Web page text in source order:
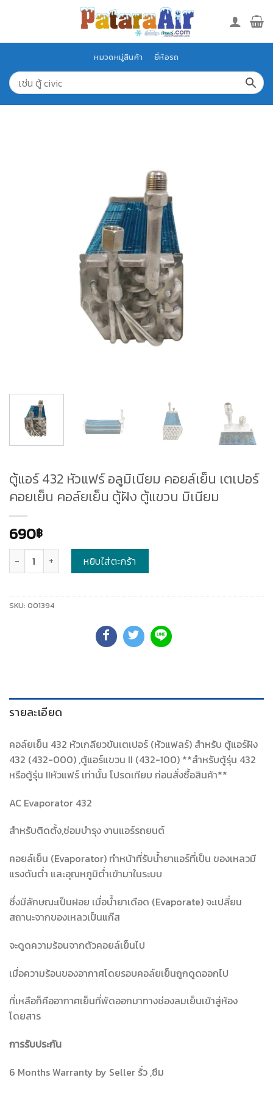
หมวดหมู่สินค้า ยี่ห้อรถ
ตู้แอร์ 432 หัวแฟร์ อลูมิเนียม คอยล์เย็น เตเปอร์
คอยเย็น คอล์ยเย็น ตู้ฝัง ตู้แขวน มิเนียม
690฿
หยิบใส่ตะกร้า
SKU: 001394
รายละเอียด
คอล์ยเย็น 432 หัวเกลียวขันเตเปอร์ (หัวแฟลร์) สำหรับ ตู้แอร์ฝัง
432 (432-000) ,ตู้แอร์แขวน II (432-100) **สำหรับตู้รุ่น 432
หรือตู้รุ่น IIหัวแฟร์ เท่านั้น โปรดเทียบ ก่อนสั่งซื้อสินค้า**
AC Evaporator 432
สำหรับติดตั้ง,ซ่อมบำรุง งานแอร์รถยนต์
คอยล์เย็น (Evaporator) ทำหน้าที่รับน้ำยาแอร์ที่เป็น ของเหลวมี
แรงดันต่ำ และอุณหภูมิต่ำเข้ามาในระบบ
ซึ่งมีลักษณะเป็นฝอย เมื่อน้ำยาเดือด (Evaporate) จะเปลี่ยน
สถานะจากของเหลวเป็นแก๊ส
จะดูดความร้อนจากตัวคอยล์เย็นไป
เมื่อความร้อนของอากาศโดยรอบคอล์ยเย็นถูกดูดออกไป
ที่เหลือก็คืออากาศเย็นที่พัดออกมาทางช่องลมเย็นเข้าสู่ห้อง
โดยสาร
การรับประกัน
6 Months Warranty by Seller รั่ว ,ซึม